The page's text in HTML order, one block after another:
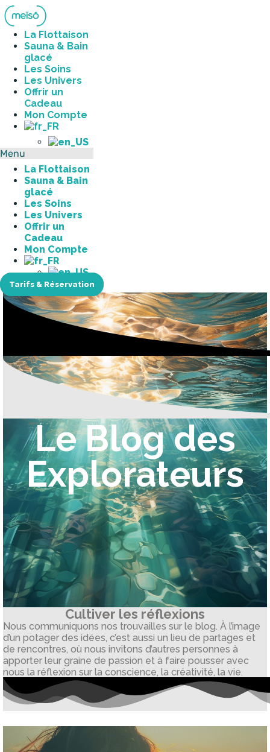
Aller
au
contenu
La Flottaison
Sauna & Bain
glacé
Les Soins
Les Univers
Offrir un
Cadeau
Mon Compte
Menu
La Flottaison
Sauna & Bain
glacé
Les Soins
Les Univers
Offrir un
Cadeau
Mon Compte
Tarifs & Réservation
Le Blog des
Explorateurs
Cultiver les réflexions
Nous communiquons nos trouvailles sur le blog. À l’image
d’un potager des idées, c’est aussi un lieu de partages et
de rencontres, où nous invitons d’autres personnes à
apporter leur graine de passion et à faire pousser avec
nous la réflexion sur la conscience, la créativité, la vie.